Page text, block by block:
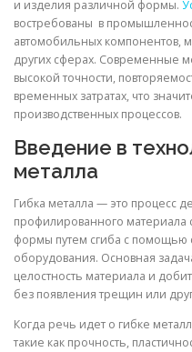
и изделия различной формы.
востребованы в
автомобильных компонентов,
других сферах. Современные
высокой точности,
временных затратах, что
производственных процессов.
Введение в
металла
Гибка металла — это процесс
профилированного
формы путем сгиба с помощью
оборудования. Основная
целостность материала и
без появления трещин или
Когда речь идет о гибке
такие как прочность,